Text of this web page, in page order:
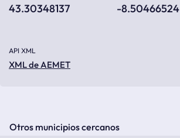
43.30348137 -8.50466524
API XML
XML de AEMET
Otros municipios cercanos